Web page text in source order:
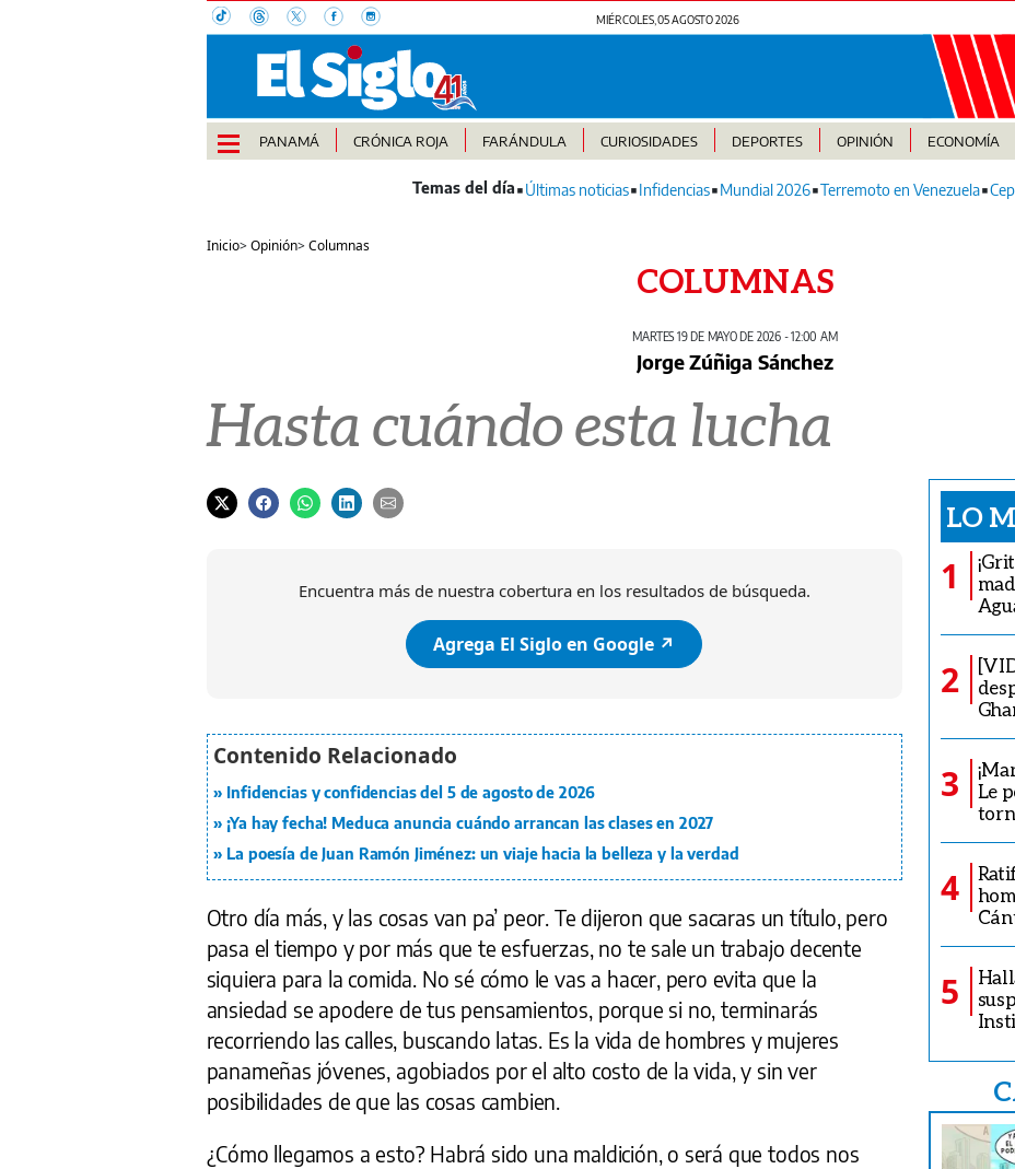
MIÉRCOLES, 05 AGOSTO 2026
PANAMÁ CRÓNICA ROJA FARÁNDULA CURIOSIDADES DEPORTES OPINIÓN ECONOMÍA
Últimas noticias Infidencias Mundial 2026 Terremoto en Venezuela
Inicio>Opinión>Columnas
COLUMNAS
MARTES 19 DE MAYO DE 2026 - 12:00 AM
Jorge Zúñiga Sánchez
Hasta cuándo esta lucha
Encuentra más de nuestra cobertura en los resultados de búsqueda.
Agrega El Siglo en Google ↗️
Infidencias y confidencias del 5 de agosto de 2026
¡Ya hay fecha! Meduca anuncia cuándo arrancan las clases en 2027
La poesía de Juan Ramón Jiménez: un viaje hacia la belleza y la verdad
Otro día más, y las cosas van pa’ peor. Te dijeron que sacaras un título, pero
pasa el tiempo y por más que te esfuerzas, no te sale un trabajo decente
siquiera para la comida. No sé cómo le vas a hacer, pero evita que la
ansiedad se apodere de tus pensamientos, porque si no, terminarás
recorriendo las calles, buscando latas. Es la vida de hombres y mujeres
panameñas jóvenes, agobiados por el alto costo de la vida, y sin ver
posibilidades de que las cosas cambien.
¿Cómo llegamos a esto? Habrá sido una maldición, o será que todos nos
LO
1
2
3
Le
4
5